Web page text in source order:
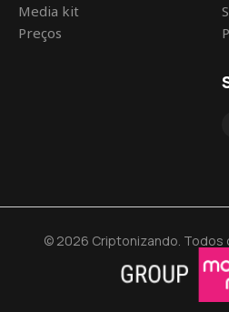
Media kit
Preços
© 2026 Criptonizando.